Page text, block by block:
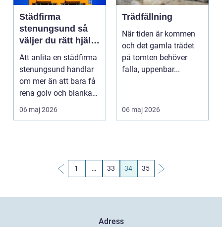
Städfirma
stenungsund så
väljer du rätt hjälp
för hem och
företag
Att anlita en städfirma
stenungsund handlar
om mer än att bara få
rena golv och blanka
bänkar. För m...
06 maj 2026
Trädfällning
När tiden är kommen
och det gamla trädet
på tomten behöver
falla, uppenbar...
06 maj 2026
1 … 33 34 35
Adress